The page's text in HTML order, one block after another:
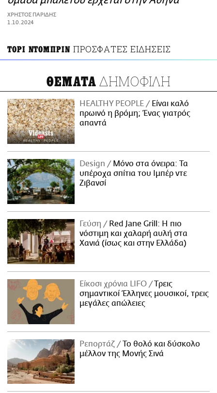
ΑΜΠΑ
PRINT
ΧΡΗΣΤΟΣ ΠΑΡΙΔΗΣ
1.10.2024
ΤΟΡΙ ΝΤΟΜΠΡΙΝ ΠΡΟΣΦΑΤΕΣ ΕΙΔΗΣΕΙΣ
ΘΕΜΑΤΑ ΔΗΜΟΦΙΛΗ
HEALTHY PEOPLE
Είναι καλό
πρωινό η βρόμη; Ένας γιατρός
απαντά
Design
Μόνο στα όνειρα: Τα
υπέροχα σπίτια του Ιμπέρ ντε
Ζιβανσί
Γεύση
Red Jane Grill: Η πιο
νόστιμη και χαλαρή αυλή στα
Χανιά (ίσως και στην Ελλάδα)
Είκοσι χρόνια LIFO
Tρεις
σημαντικοί Έλληνες μουσικοί, τρεις
μεγάλες απώλειες
Ρεπορτάζ
Το θολό και δύσκολο
μέλλον της Μονής Σινά